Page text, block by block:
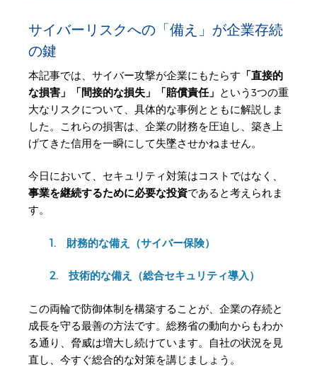
サイバーリスクへの「備え」が企業存続
の鍵
本記事では、サイバー攻撃が企業にもたらす 「直接的
な損害」「間接的な損失」「賠償責任」 という3つの重
大なリスクについて、具体的な事例とともに解説しま
した。これらの損害は、企業の財務を圧迫し、築き上
げてきた信用を一瞬にして失墜させかねません。
今日において、セキュリティ対策はコストではなく、
事業を継続するために必要な投資であると考えられま
す。
1. 財務的な備え（サイバー保険）
2. 技術的な備え（総合セキュリティ導入）
この両輪で防御体制を構築することが、企業の存続と
成長を守る最善の方法です。総務省の動向からもわか
る通り、脅威は増大し続けています。自社の状況を見
直し、今すぐ総合的な対策を講じましょう。